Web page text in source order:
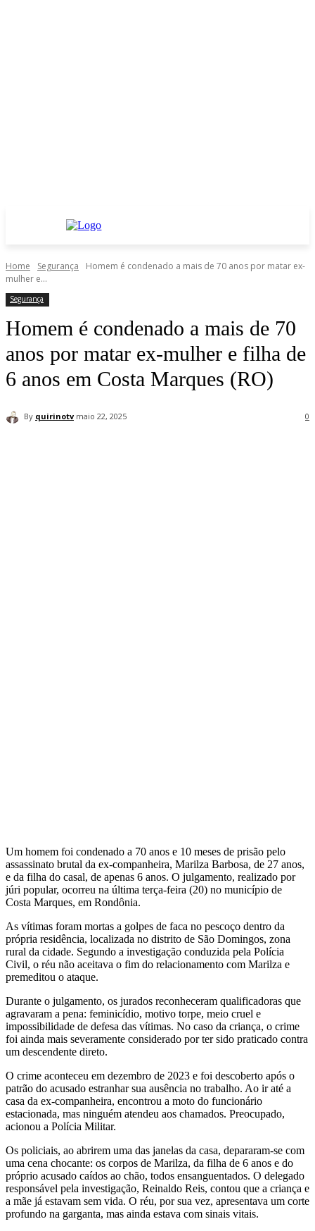
Home Segurança
Homem é condenado a mais de 70 anos por matar ex-
mulher e...
Segurança
Homem é condenado a mais de 70
anos por matar ex-mulher e filha de
6 anos em Costa Marques (RO)
By quirinotv maio 22, 2025 0
Um homem foi condenado a 70 anos e 10 meses de prisão pelo
assassinato brutal da ex-companheira, Marilza Barbosa, de 27 anos,
e da filha do casal, de apenas 6 anos. O julgamento, realizado por
júri popular, ocorreu na última terça-feira (20) no município de
Costa Marques, em Rondônia.
As vítimas foram mortas a golpes de faca no pescoço dentro da
própria residência, localizada no distrito de São Domingos, zona
rural da cidade. Segundo a investigação conduzida pela Polícia
Civil, o réu não aceitava o fim do relacionamento com Marilza e
premeditou o ataque.
Durante o julgamento, os jurados reconheceram qualificadoras que
agravaram a pena: feminicídio, motivo torpe, meio cruel e
impossibilidade de defesa das vítimas. No caso da criança, o crime
foi ainda mais severamente considerado por ter sido praticado contra
um descendente direto.
O crime aconteceu em dezembro de 2023 e foi descoberto após o
patrão do acusado estranhar sua ausência no trabalho. Ao ir até a
casa da ex-companheira, encontrou a moto do funcionário
estacionada, mas ninguém atendeu aos chamados. Preocupado,
acionou a Polícia Militar.
Os policiais, ao abrirem uma das janelas da casa, depararam-se com
uma cena chocante: os corpos de Marilza, da filha de 6 anos e do
próprio acusado caídos ao chão, todos ensanguentados. O delegado
responsável pela investigação, Reinaldo Reis, contou que a criança e
a mãe já estavam sem vida. O réu, por sua vez, apresentava um corte
profundo na garganta, mas ainda estava com sinais vitais.